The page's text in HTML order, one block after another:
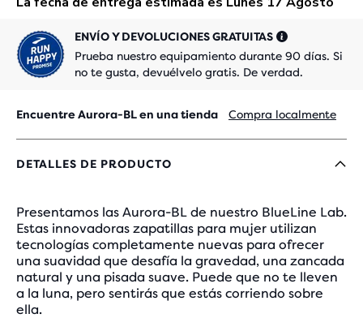
ENVÍO Y DEVOLUCIONES GRATUITAS
Prueba nuestro equipamiento durante 90 días. Si
no te gusta, devuélvelo gratis. De verdad.
Encuentre Aurora-BL en una tienda Compra localmente
DETALLES DE PRODUCTO
Presentamos las Aurora-BL de nuestro BlueLine Lab.
Estas innovadoras zapatillas para mujer utilizan
tecnologías completamente nuevas para ofrecer
una suavidad que desafía la gravedad, una zancada
natural y una pisada suave. Puede que no te lleven
a la luna, pero sentirás que estás corriendo sobre
ella.